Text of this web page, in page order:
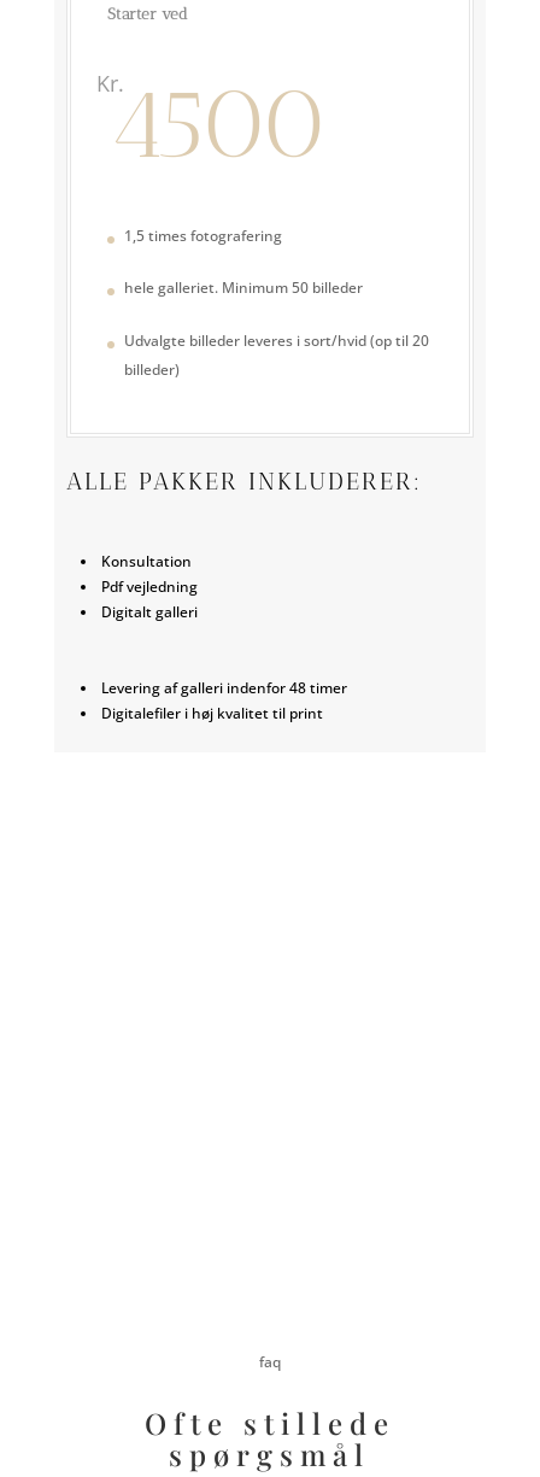
Starter ved
Kr.
4500
1,5 times fotografering
hele galleriet. Minimum 50 billeder
Udvalgte billeder leveres i sort/hvid (op til 20
billeder)
ALLE PAKKER INKLUDERER:
Konsultation
Pdf vejledning
Digitalt galleri
Levering af galleri indenfor 48 timer
Digitalefiler i høj kvalitet til print
faq
Ofte stillede
spørgsmål